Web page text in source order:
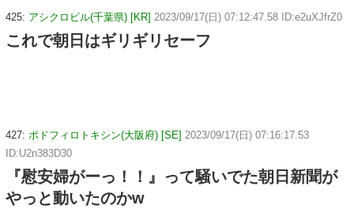
425: アシクロビル(千葉県) [KR] 2023/09/17(日) 07:12:47.58 ID:e2uXJfrZ0
これで朝日はギリギリセーフ
427: ポドフィロトキシン(大阪府) [SE] 2023/09/17(日) 07:16:17.53
ID:U2n383D30
『慰安婦がーっ！！』って騒いでた朝日新聞が
やっと動いたのかw